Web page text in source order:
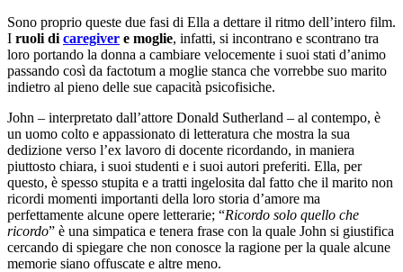
Sono proprio queste due fasi di Ella a dettare il ritmo dell’intero film.
I ruoli di caregiver e moglie, infatti, si incontrano e scontrano tra
loro portando la donna a cambiare velocemente i suoi stati d’animo
passando così da factotum a moglie stanca che vorrebbe suo marito
indietro al pieno delle sue capacità psicofisiche.
John – interpretato dall’attore Donald Sutherland – al contempo, è
un uomo colto e appassionato di letteratura che mostra la sua
dedizione verso l’ex lavoro di docente ricordando, in maniera
piuttosto chiara, i suoi studenti e i suoi autori preferiti. Ella, per
questo, è spesso stupita e a tratti ingelosita dal fatto che il marito non
ricordi momenti importanti della loro storia d’amore ma
perfettamente alcune opere letterarie; “Ricordo solo quello che
ricordo” è una simpatica e tenera frase con la quale John si giustifica
cercando di spiegare che non conosce la ragione per la quale alcune
memorie siano offuscate e altre meno.